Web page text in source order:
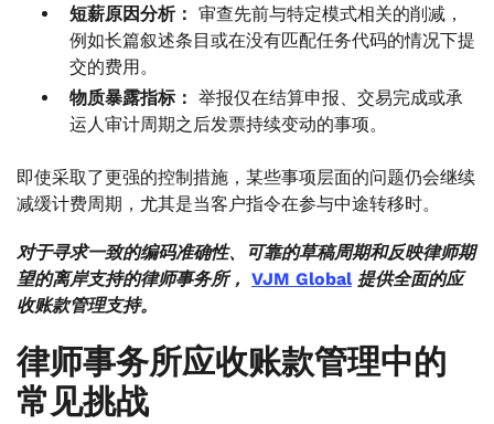
短薪原因分析： 审查先前与特定模式相关的削减，
例如长篇叙述条目或在没有匹配任务代码的情况下提
交的费用。
物质暴露指标： 举报仅在结算申报、交易完成或承
运人审计周期之后发票持续变动的事项。
即使采取了更强的控制措施，某些事项层面的问题仍会继续
减缓计费周期，尤其是当客户指令在参与中途转移时。
对于寻求一致的编码准确性、可靠的草稿周期和反映律师期
望的离岸支持的律师事务所， VJM Global提供全面的应
收账款管理支持。
律师事务所应收账款管理中的
常见挑战